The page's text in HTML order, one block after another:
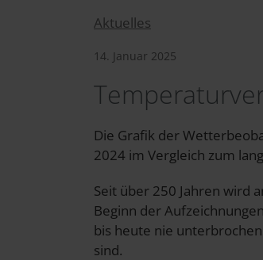
Aktuelles
14. Januar 2025
Die Grafik der
2024 im Vergleich zum
Seit über 250 Jahren wird
Beginn der
bis heute nie
sind.